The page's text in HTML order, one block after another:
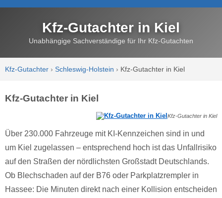
Kfz-Gutachter in Kiel
Unabhängige Sachverständige für Ihr Kfz-Gutachten
Kfz-Gutachter ›Schleswig-Holstein › Kfz-Gutachter in Kiel
Kfz-Gutachter in Kiel
Kfz-Gutachter in Kiel
Über 230.000 Fahrzeuge mit KI-Kennzeichen sind in und
um Kiel zugelassen – entsprechend hoch ist das Unfallrisiko
auf den Straßen der nördlichsten Großstadt Deutschlands.
Ob Blechschaden auf der B76 oder Parkplatzrempler in
Hassee: Die Minuten direkt nach einer Kollision entscheiden